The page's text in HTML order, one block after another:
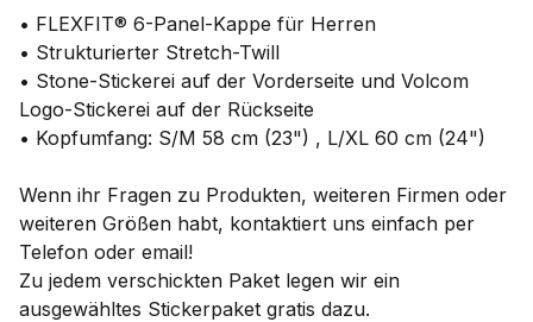
• FLEXFIT® 6-Panel-Kappe für Herren
• Strukturierter Stretch-Twill
• Stone-Stickerei auf der Vorderseite und Volcom
Logo-Stickerei auf der Rückseite
• Kopfumfang: S/M 58 cm (23") , L/XL 60 cm (24")
Wenn ihr Fragen zu Produkten, weiteren Firmen oder
weiteren Größen habt, kontaktiert uns einfach per
Telefon oder email!
Zu jedem verschickten Paket legen wir ein
ausgewähltes Stickerpaket gratis dazu.